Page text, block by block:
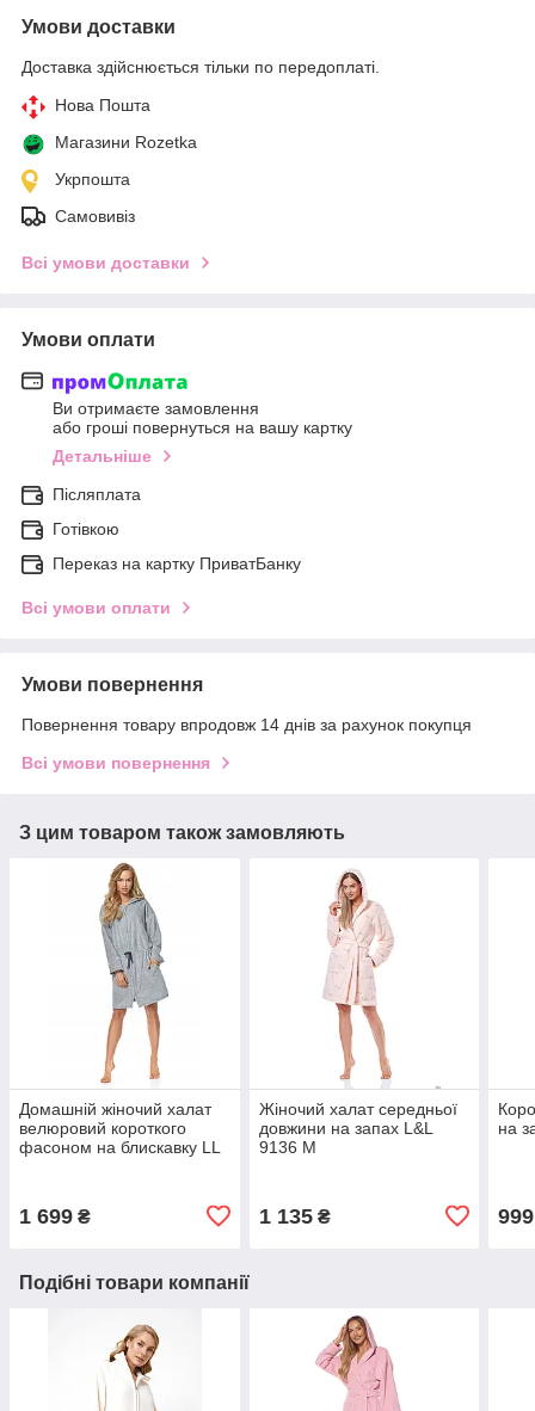
Умови доставки
Доставка здійснюється тільки по передоплаті.
Нова Пошта
Магазини Rozetka
Укрпошта
Самовивіз
Всі умови доставки
Умови оплати
Ви отримаєте замовлення
або гроші повернуться на вашу картку
Детальніше
Післяплата
Готівкою
Переказ на картку ПриватБанку
Всі умови оплати
Умови повернення
Повернення товару впродовж 14 днів за рахунок покупця
Всі умови повернення
З цим товаром також замовляють
Домашній жіночий халат
велюровий короткого
фасоном на блискавку LL
1 699 ₴
Жіночий халат середньої
довжини на запах L&L
9136 M
1 135₴
на
999
Подібні товари компанії